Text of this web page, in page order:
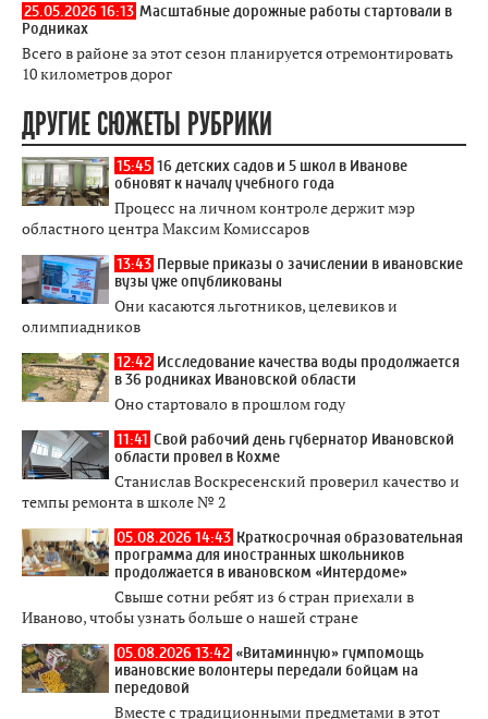
25.05.2026 16:13 Масштабные дорожные работы стартовали в
Родниках
Всего в районе за этот сезон планируется отремонтировать
10 километров дорог
ДРУГИЕ СЮЖЕТЫ РУБРИКИ
15:45 16 детских садов и 5 школ в Иванове
обновят к началу учебного года
Процесс на личном контроле держит мэр
областного центра Максим Комиссаров
13:43 Первые приказы о зачислении в ивановские
вузы уже опубликованы
Они касаются льготников, целевиков и
олимпиадников
12:42 Исследование качества воды продолжается
в 36 родниках Ивановской области
Оно стартовало в прошлом году
11:41 Свой рабочий день губернатор Ивановской
области провел в Кохме
Станислав Воскресенский проверил качество и
темпы ремонта в школе № 2
05.08.2026 14:43 Краткосрочная образовательная
программа для иностранных школьников
продолжается в ивановском «Интердоме»
Свыше сотни ребят из 6 стран приехали в
Иваново, чтобы узнать больше о нашей стране
05.08.2026 13:42 «Витаминную» гумпомощь
ивановские волонтеры передали бойцам на
передовой
Вместе с традиционными предметами в этот